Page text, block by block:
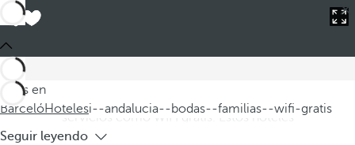
Estás en
BarcelóHotelesi--andalucia--bodas--familias--wifi-gratis
Barceló
i--andalucia--bodas--familias--wifi-gratis
familias con WIFI gratis
Descubra nuestros hoteles en Andalucía, ideales para bodas y
familias, donde podrá disfrutar de un entorno maravilloso y de
servicios como WIFI gratis. Estos hoteles
Seguir leyendo